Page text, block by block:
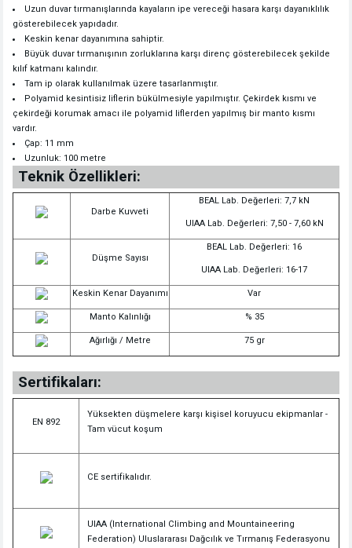
Uzun duvar tırmanışlarında kayaların ipe vereceği hasara karşı dayanıklılık
gösterebilecek yapıdadır.
Keskin kenar dayanımına sahiptir.
Büyük duvar tırmanışının zorluklarına karşı direnç gösterebilecek şekilde
kılıf katmanı kalındır.
Tam ip olarak kullanılmak üzere tasarlanmıştır.
Polyamid kesintisiz liflerin bükülmesiyle yapılmıştır. Çekirdek kısmı ve
çekirdeği korumak amacı ile polyamid liflerden yapılmış bir manto kısmı
vardır.
Çap: 11 mm
Uzunluk: 100 metre
Teknik Özellikleri:
Darbe Kuvveti
BEAL Lab. Değerleri: 7,7 kN
UIAA Lab. Değerleri: 7,50 - 7,60 kN
Düşme Sayısı
BEAL Lab. Değerleri: 16
UIAA Lab. Değerleri: 16-17
Keskin Kenar Dayanımı Var
Manto Kalınlığı % 35
Ağırlığı / Metre 75 gr
Sertifikaları:
EN 892
Yüksekten düşmelere karşı kişisel koruyucu ekipmanlar -
Tam vücut koşum
CE sertifikalıdır.
UIAA (International Climbing and Mountaineering
Federation) Uluslararası Dağcılık ve Tırmanış Federasyonu